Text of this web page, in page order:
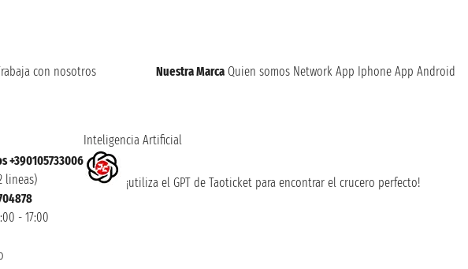
con nosotros Nuestra Marca Quien somos Network App Iphone App Android
+390105733006
lineas)
- 17:00
Inteligencia Artificial
¡utiliza el GPT de Taoticket para encontrar el crucero perfecto!